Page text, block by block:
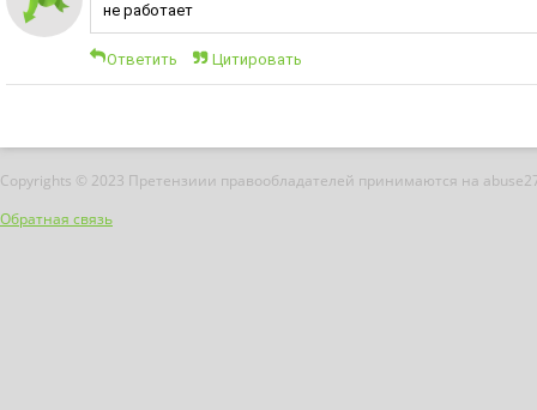
не работает
Ответить Цитировать
Copyrights © 2023 Претензиии правообладателей принимаются на
Обратная связь